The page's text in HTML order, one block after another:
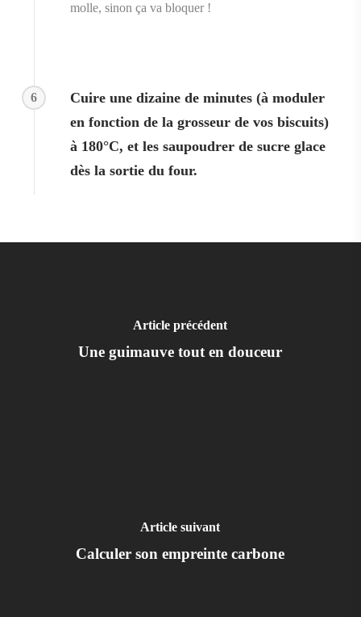
molle, sinon ça va bloquer !
6
Cuire une dizaine de minutes (à moduler
en fonction de la grosseur de vos biscuits)
à 180°C, et les saupoudrer de sucre glace
dès la sortie du four.
Article précédent
Une guimauve tout en douceur
Article suivant
Calculer son empreinte carbone